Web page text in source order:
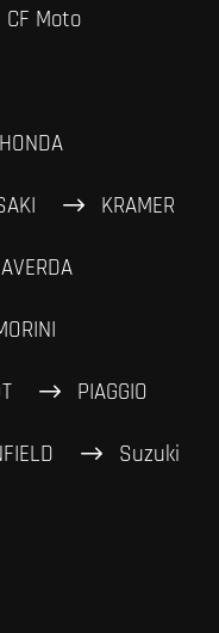
CF Moto
HONDA
KRAMER
PIAGGIO
Suzuki